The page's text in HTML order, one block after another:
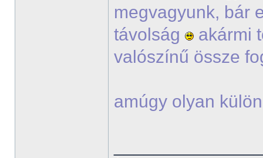
megvagyunk, bár
távolság
akármi
valószínű össze
amúgy olyan